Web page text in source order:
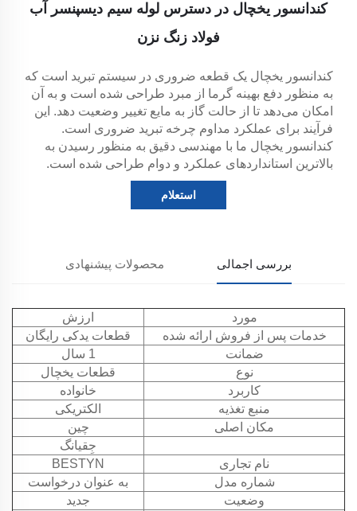
کندانسور یخچال در دسترس لوله سیم دیسپنسر آب
فولاد زنگ نزن
کندانسور یخچال یک قطعه ضروری در سیستم تبرید است که
به منظور دفع بهینه گرما از مبرد طراحی شده است و به آن
امکان می‌دهد تا از حالت گاز به مایع تغییر وضعیت دهد. این
فرآیند برای عملکرد مداوم چرخه تبرید ضروری است.
کندانسور یخچال ما با مهندسی دقیق به منظور رسیدن به
بالاترین استانداردهای عملکرد و دوام طراحی شده است.
استعلام
بررسی اجمالی محصولات پیشنهادی
مورد
ارزش
خدمات پس از فروش ارائه شده
قطعات یدکی رایگان
ضمانت
1 سال
نوع
قطعات یخچال
کاربرد
خانواده
منبع تغذیه
الکتریکی
مکان اصلی
چین
جِقیانگ
نام تجاری
BESTYN
شماره مدل
به عنوان درخواست
وضعیت
جدید